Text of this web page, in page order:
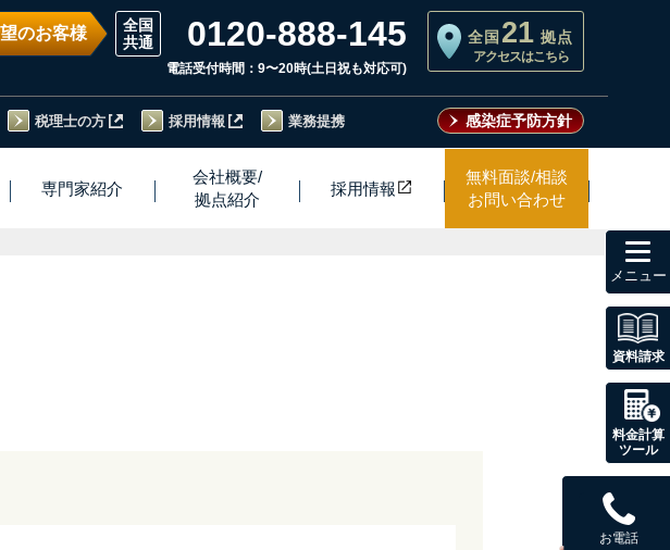
のお客様 0120-888-145
電話受付時間：9〜20時(土日祝も対応可)
全国 21 拠点
アクセスはこちら
税理士の方 採用情報 業務提携 感染症予防方針
専門家紹介
会社概要/
拠点紹介
採用情報
無料面談/相談
お問い合わせ
資料請求
料金計算
ツール
お電話